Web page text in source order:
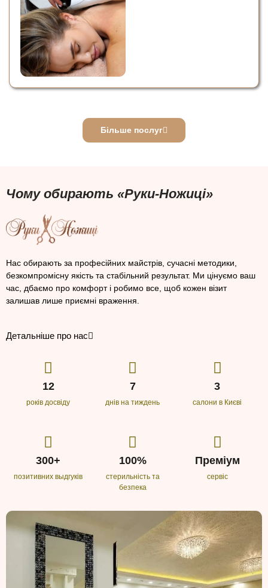
Більше послуг
Чому обирають «Руки-Ножиці»
Нас обирають за професійних майстрів, сучасні методики,
безкомпромісну якість та стабільний результат. Ми цінуємо ваш
час, дбаємо про комфорт і робимо все, щоб кожен візит
залишав лише приємні враження.
Детальніше про нас
12
років досвіду
7
днів на тиждень
3
салони в Києві
300+
позитивних выдгуків
100%
стерильність та
безпека
Преміум
сервіс